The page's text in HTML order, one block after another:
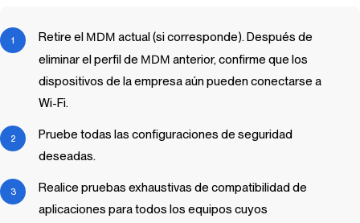
Retire el MDM actual (si corresponde). Después de
eliminar el perfil de MDM anterior, confirme que los
dispositivos de la empresa aún pueden conectarse a
Wi-Fi.
Pruebe todas las configuraciones de seguridad
deseadas.
Realice pruebas exhaustivas de compatibilidad de
aplicaciones para todos los equipos cuyos